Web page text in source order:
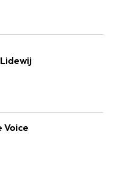
Voice